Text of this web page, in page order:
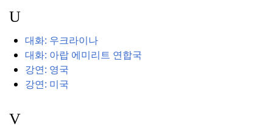
U
대화: 우크라이나
대화: 아랍 에미리트 연합국
강연: 영국
강연: 미국
V